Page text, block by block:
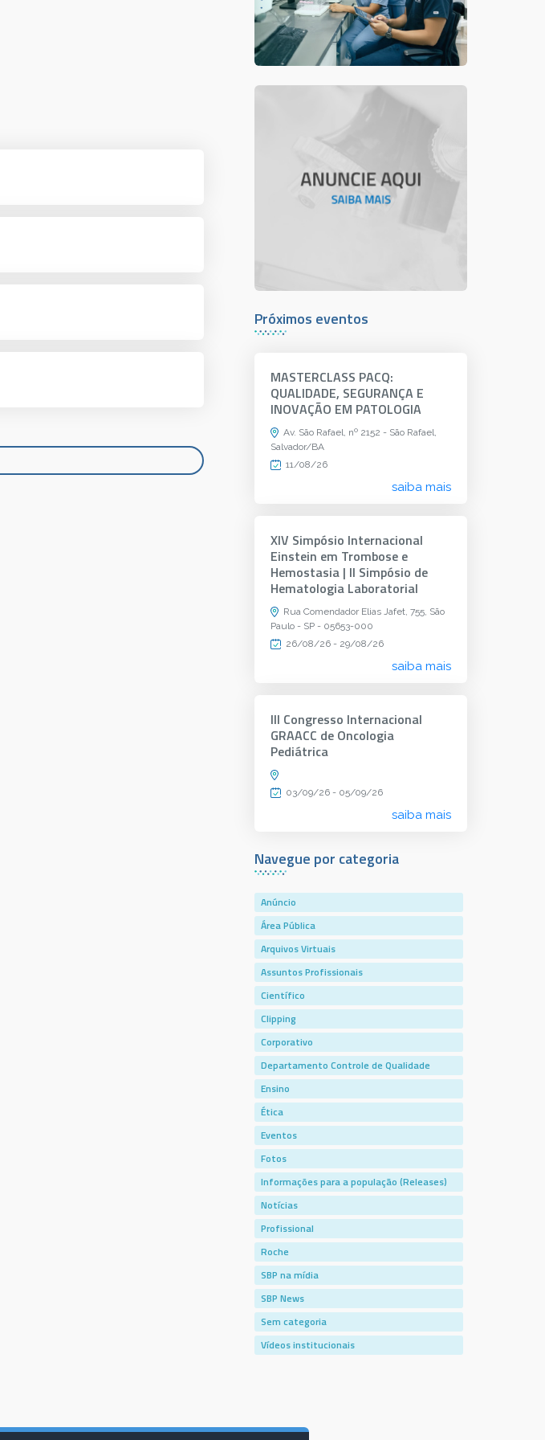
Navegue por categoria
Anúncio
Área Pública
Arquivos Virtuais
Assuntos Profissionais
Científico
Clipping
Corporativo
Departamento Controle de Qualidade
Ensino
Ética
Eventos
Fotos
Informações para a população (Releases)
Notícias
Profissional
Roche
SBP na mídia
SBP News
Sem categoria
Vídeos institucionais
Próximos eventos
MASTERCLASS PACQ:
QUALIDADE, SEGURANÇA E
INOVAÇÃO EM PATOLOGIA
Av. São Rafael, nº 2152 - São Rafael,
Salvador/BA
11/08/26
saiba mais
XIV Simpósio Internacional
Einstein em Trombose e
Hemostasia | II Simpósio de
Hematologia Laboratorial
Rua Comendador Elias Jafet, 755, São
Paulo - SP - 05653-000
26/08/26 - 29/08/26
saiba mais
III Congresso Internacional
GRAACC de Oncologia
Pediátrica
03/09/26 - 05/09/26
saiba mais